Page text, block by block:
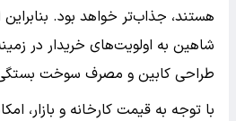
هستند، جذاب‌تر خواهد بود.
شاهین به اولویت‌های خریدار در
طراحی کابین و مصرف سوخت بستگی
با توجه به قیمت کارخانه و بازار،